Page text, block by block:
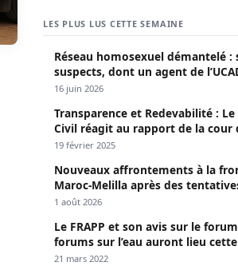
LES PLUS LUS CETTE SEMAINE
Réseau homosexuel démantelé :
suspects, dont un agent de
Keur Massar ; l’un avoue avoir
16 juin 2026
Transparence et Redevabilité :
Civil réagit au rapport de la cour
comptes
19 février 2025
Nouveaux affrontements à la
Maroc-Melilla après des
passage
1 août 2026
Le FRAPP et son avis sur le
forums sur l’eau auront lieu
Dakar »
21 mars 2022